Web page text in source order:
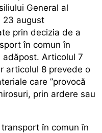
General al
23 august
prin decizia de a
în comun în
adăpost. Articolul 7
articolul 8 prevede o
care ”provocă
prin ardere sau
în comun în